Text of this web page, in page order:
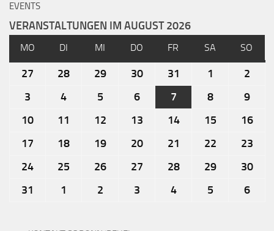
EVENTS
VERANSTALTUNGEN IM AUGUST 2026
MO DI MI DO FR SA SO
27 28 29 30 31 1
2
3
4 5 6 7 8
9
10
11 12 13 14 15
16
17
18 19 20 21 22
23
24
25 26 27 28 29
30
31
1 2 3 4 5 6